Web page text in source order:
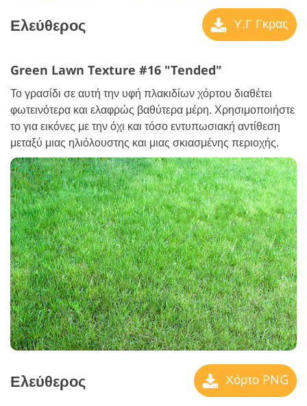
Ελεύθερος Υ.Γ Γκρας
Green Lawn Texture #16 "Tended"
Το γρασίδι σε αυτή την υφή πλακιδίων χόρτου διαθέτει
φωτεινότερα και ελαφρώς βαθύτερα μέρη. Χρησιμοποιήστε
το για εικόνες με την όχι και τόσο εντυπωσιακή αντίθεση
μεταξύ μιας ηλιόλουστης και μιας σκιασμένης περιοχής.
Ελεύθερος Χόρτο PNG